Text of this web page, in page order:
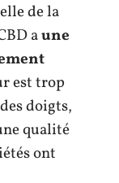
de la
aune
est trop
doigts,
qualité
ont